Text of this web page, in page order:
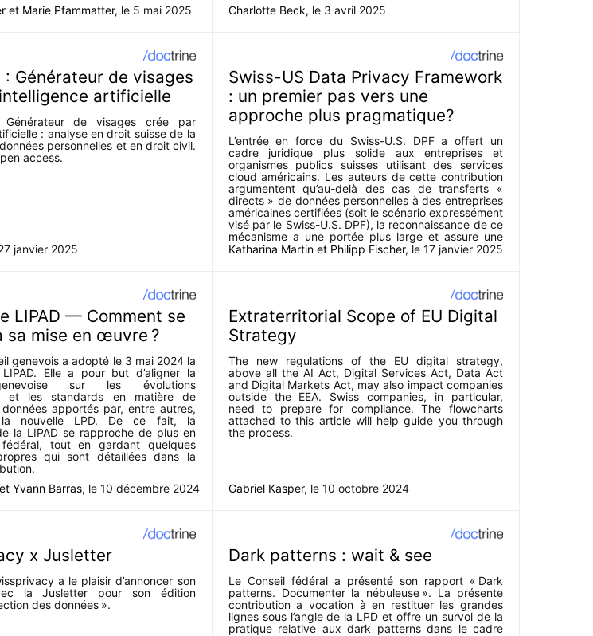
et Marie Pfammatter, le 5 mai 2025 Charlotte Beck, le 3 avril 2025
: Générateur de visages
artificielle
Générateur de visages crée par
: analyse en droit suisse de la
personnelles et en droit civil.
access.
janvier 2025
Swiss-US Data Privacy Framework
: un premier pas vers une
approche plus pragmatique?
L’entrée en force du Swiss-U.S. DPF a offert un
cadre juridique plus solide aux entreprises et
organismes publics suisses utilisant des services
cloud américains. Les auteurs de cette contribution
argumentent qu’au-delà des cas de transferts «
directs » de données personnelles à des entreprises
américaines certifiées (soit le scénario expressément
visé par le Swiss-U.S. DPF), la reconnaissance de ce
mécanisme a une portée plus large et assure une
sécurité juridique dans d’autres situations.
Katharina Martinet Philipp Fischer, le 17 janvier 2025
LIPAD — Comment se
sa mise en œuvre ?
genevois a adopté le 3 mai 2024 la
Elle a pour but d’aligner la
sur les évolutions
et les standards en matière de
apportés par, entre autres,
nouvelle LPD. De ce fait, la
la LIPAD se rapproche de plus en
tout en gardant quelques
qui sont détaillées dans la
etYvann Barras, le10 décembre 2024
Extraterritorial Scope of EU Digital
Strategy
The new regulations of the EU digital strategy,
above all the AI Act, Digital Services Act, Data Act
and Digital Markets Act, may also impact companies
outside the EEA. Swiss companies, in particular,
need to prepare for compliance. The flowcharts
attached to this article will help guide you through
the process.
Gabriel Kasper, le 10 octobre 2024
x Jusletter
a le plaisir d’annoncer son
la Jusletter pour son édition
des données ».
Dark patterns : wait & see
Le Conseil fédéral a présenté son rapport « Dark
patterns. Documenter la nébuleuse ». La présente
contribution a vocation à en restituer les grandes
lignes sous l’angle de la LPD et offre un survol de la
pratique relative aux dark patterns dans le cadre